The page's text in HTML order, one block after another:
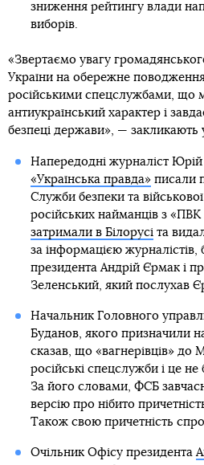
зниження рейтингу влади
виборів.
«Звертаємо увагу
України на обережне
російськими спецслужбами, що
антиукраїнський характер і
безпеці держави», — закликають
Напередодні журналіст Юрій
«Українська правда»писали
Служби безпеки та
російських найманців з
затримали в Білорусіта
за інформацією
президента Андрій Єрмак і
Зеленський, який послухав
Начальник Головного
Буданов, якого призначили
сказав, що «вагнерівців» до
російські спецслужби і це не
За його словами, ФСБ
версію про нібито
Також свою причетність
Очільник Офісу президента